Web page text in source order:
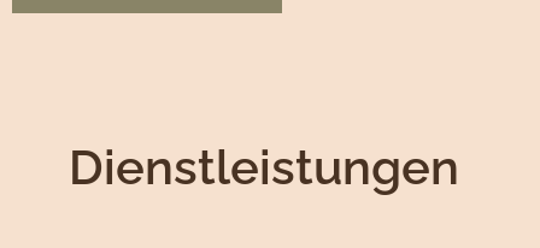
Dienstleistungen